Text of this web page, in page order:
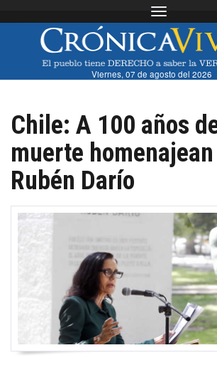
Toggle
Viernes, 07 de agosto del 2026
Chile: A 100 años
muerte
Rubén Darío